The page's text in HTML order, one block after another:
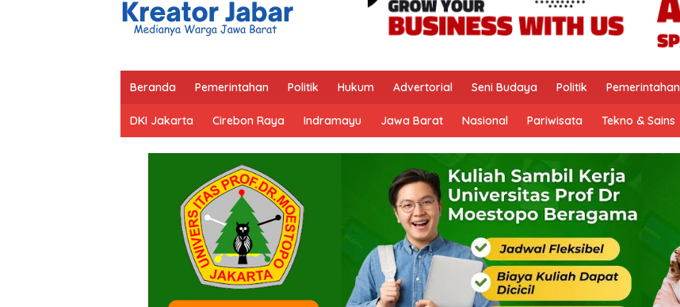
Beranda Pemerintahan Politik Hukum Advertorial Seni Budaya Politik Pemerintahan
DKI Jakarta Cirebon Raya Indramayu Jawa Barat Nasional Pariwisata Tekno & Sains